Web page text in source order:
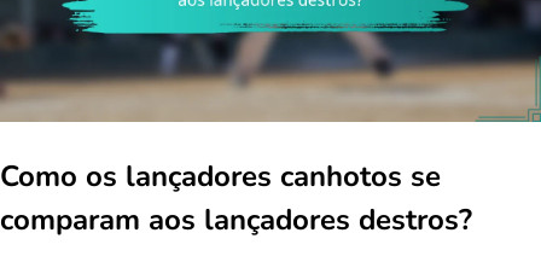
Como os lançadores canhotos se
comparam aos lançadores destros?